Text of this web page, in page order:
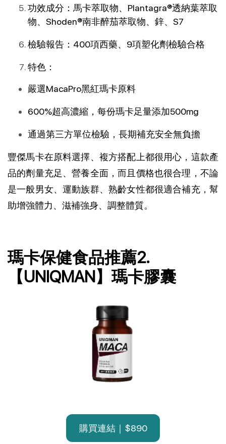
功效成分：馬卡萃取物、Plantagra®透納葉萃取
物、Shoden®南非醉茄萃取物、鋅、S7
檢驗報告：400項西藥、9項塑化劑檢驗合格
特色：
嚴選MacaPro黑紅瑪卡原料
600%超高濃縮，每份瑪卡足量添加500mg
通過第三方單位檢驗，長期補充安全無負擔
豐傑馬卡在原料選擇、複方搭配上都很用心，這款產
品的劑量充足、營養全面，而且價格也很合理，不論
是一般男女、運動族群、熟齡女性都很適合補充，幫
助增強體力、滋補強身、調整體質。
瑪卡保健食品推薦2.
【UNIQMAN】瑪卡膠囊
購買連結｜$890